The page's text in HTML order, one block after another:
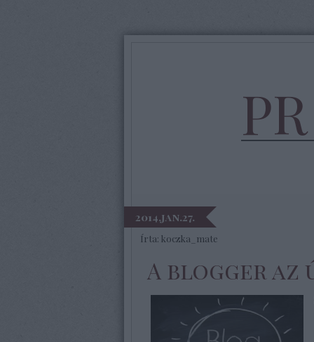
2014.jan.27.
Írta: koczka_mate
A blogger az